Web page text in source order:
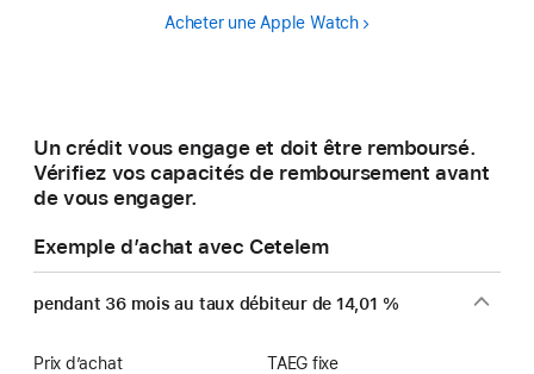
Acheter une Apple Watch
Un crédit vous engage et doit être remboursé.
Vérifiez vos capacités de remboursement avant
de vous engager.
Exemple d’achat avec Cetelem
pendant 36 mois au taux débiteur de 14,01 %
Prix d’achat TAEG fixe